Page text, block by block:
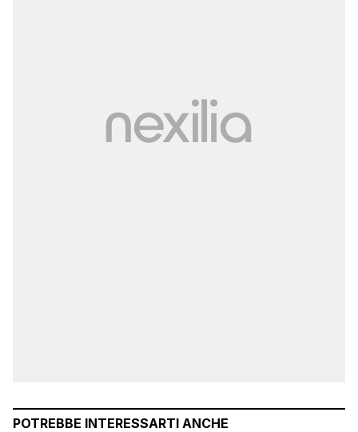
POTREBBE INTERESSARTI ANCHE